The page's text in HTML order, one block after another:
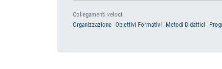
Collegamenti veloci:
Organizzazione Obiettivi Formativi Metodi Didattici